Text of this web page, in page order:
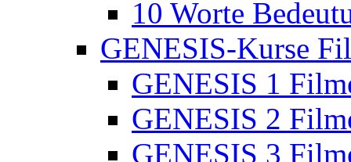
10 Worte
GENESIS-Kurse
GENESIS 1
GENESIS 2
GENESIS 3